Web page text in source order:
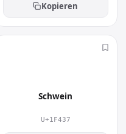
Kopieren
Schwein
U+1F437